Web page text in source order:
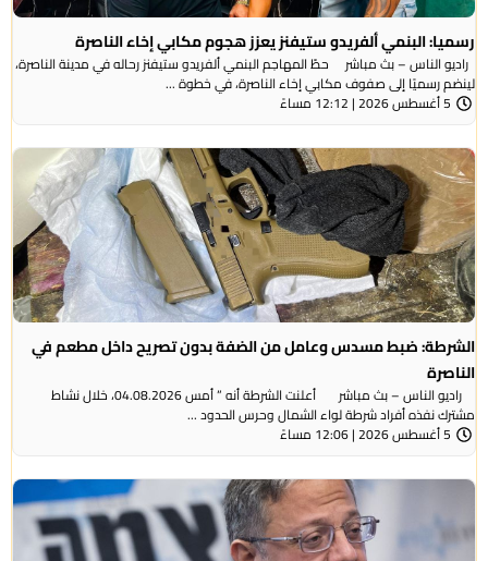
رسميا: البنمي ألفريدو ستيفنز يعزز هجوم مكابي إخاء الناصرة
راديو الناس – بث مباشر حطّ المهاجم البنمي ألفريدو ستيفنز رحاله في مدينة الناصرة،
لينضم رسميًا إلى صفوف مكابي إخاء الناصرة، في خطوة ...
5 أغسطس 2026 | 12:12 مساءً
الشرطة: ضبط مسدس وعامل من الضفة بدون تصريح داخل مطعم في
الناصرة
راديو الناس – بث مباشر أعلنت الشرطة أنه ” أمس 04.08.2026، خلال نشاط
مشترك نفذه أفراد شرطة لواء الشمال وحرس الحدود ...
5 أغسطس 2026 | 12:06 مساءً